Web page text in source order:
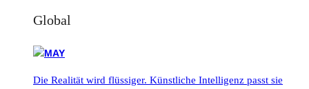
Global
Die Realität wird flüssiger. Künstliche Intelligenz passt sie